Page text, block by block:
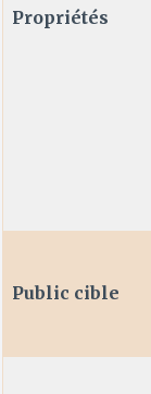
Propriétés
Public cible